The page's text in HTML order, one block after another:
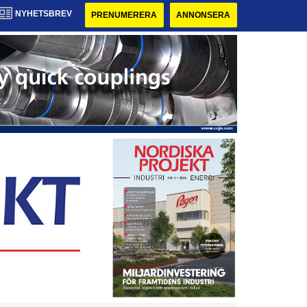
NYHETSBREV PRENUMERERA ANNONSERA